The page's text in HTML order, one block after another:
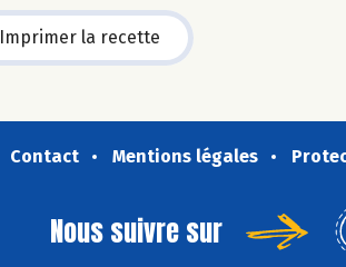
Imprimer la recette
Contact Mentions légales
Nous suivre sur